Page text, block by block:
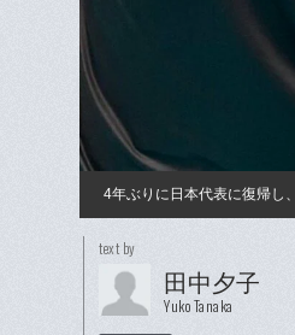
4年ぶりに日本代表に復帰し
text by
田中夕子
Yuko Tanaka